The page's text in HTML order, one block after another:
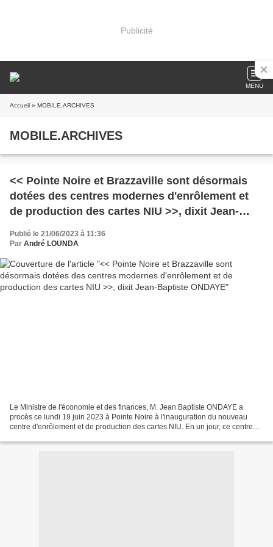
Publicité
MENU
Accueil » MOBILE.ARCHIVES
MOBILE.ARCHIVES
<< Pointe Noire et Brazzaville sont désormais
dotées des centres modernes d'enrôlement et
de production des cartes NIU >>, dixit Jean-
Baptiste ONDAYE
Publié le 21/06/2023 à 11:36
Par André LOUNDA
Le Ministre de l'économie et des finances, M. Jean Baptiste ONDAYE a
procès ce lundi 19 juin 2023 à Pointe Noire à l'inauguration du nouveau
centre d'enrôlement et de production des cartes NIU. En un jour, ce centre